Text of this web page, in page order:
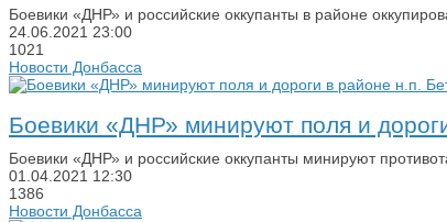
Боевики «ДНР» и российские оккупанты в районе
24.06.2021 23:00
1021
Новости Донбасса
Боевики «ДНР» минируют поля и
Боевики «ДНР» и российские оккупанты минируют
01.04.2021 12:30
1386
Новости Донбасса